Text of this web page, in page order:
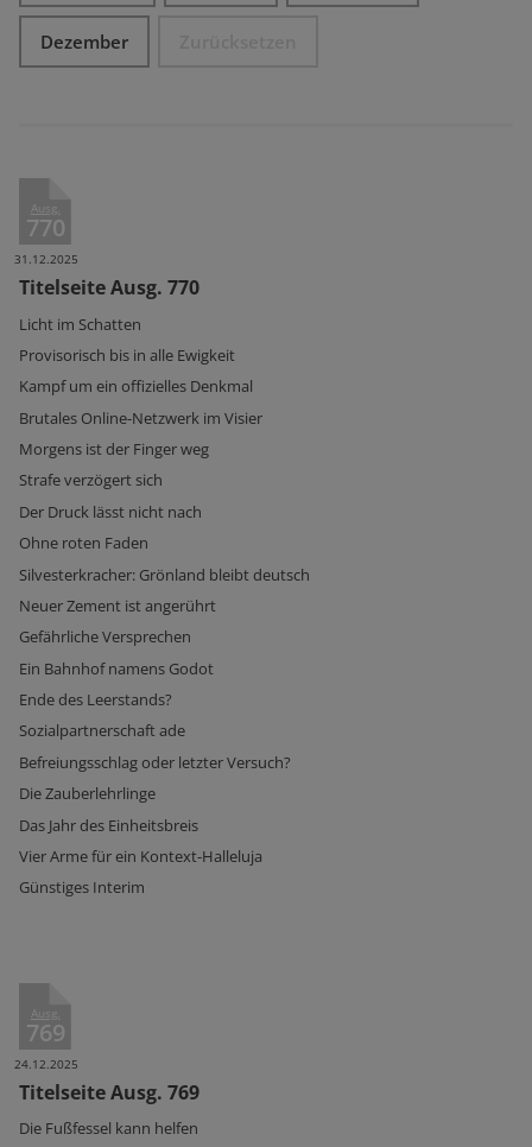
Dezember
Ausg.
770
31.12.2025
Titelseite Ausg. 770
Licht im Schatten
Provisorisch bis in alle Ewigkeit
Kampf um ein offizielles Denkmal
Brutales Online-Netzwerk im Visier
Morgens ist der Finger weg
Strafe verzögert sich
Der Druck lässt nicht nach
Ohne roten Faden
Silvesterkracher: Grönland bleibt deutsch
Neuer Zement ist angerührt
Gefährliche Versprechen
Ein Bahnhof namens Godot
Ende des Leerstands?
Sozialpartnerschaft ade
Befreiungsschlag oder letzter Versuch?
Die Zauberlehrlinge
Das Jahr des Einheitsbreis
Vier Arme für ein Kontext-Halleluja
Günstiges Interim
Ausg.
769
24.12.2025
Titelseite Ausg. 769
Die Fußfessel kann helfen